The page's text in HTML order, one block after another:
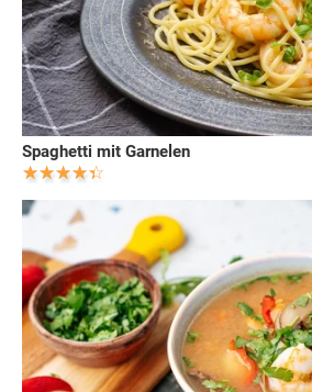
Spaghetti mit Garnelen